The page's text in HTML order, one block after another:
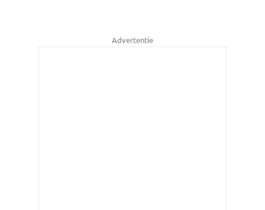
Advertentie